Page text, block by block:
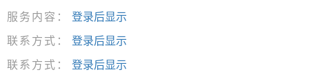
服务内容：
登录后显示
联系方式：
登录后显示
联系方式：
登录后显示